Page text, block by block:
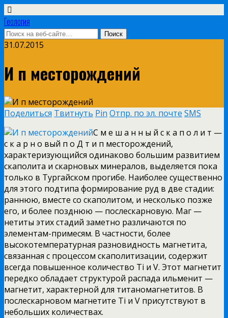
Геология
31.07.2015
И п месторождений
Поделиться Твитнуть Pin Отпр. по эл. почте SMS
С м е ш а н н ы й с к а п о л и т —
с к а р н о вый п о Д т и п месторождений,
характеризующийся одинаково большим развитием
скаполита и скарновых минералов, выделяется пока
только в Тургайском прогибе. Наиболее существенно
для этого подтипа формирование руд в две стадии:
раннюю, вместе со скаполитом, и несколько позже
его, и более позднюю — послескарновую. Маг —
нетиты этих стадий заметно различаются по
элементам-примесям. В частности, более
высокотемпературная разновидность магнетита,
связанная с процессом скаполитизации, содержит
всегда повышенное количество Ti и V. Этот магнетит
передко обладает структурой распада ильменит —
магнетит, характерной для титаномагнетитов. В
послескарновом магнетите Ti и V присутствуют в
небольших количествах.